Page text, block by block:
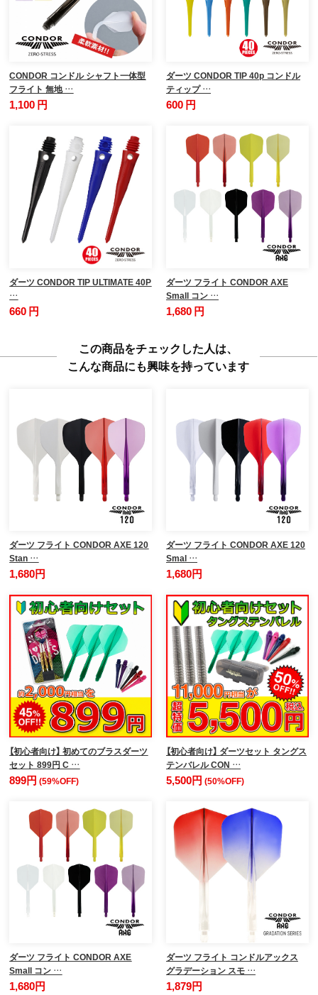
CONDOR コンドル シャフト一体型
フライト 無地 …
1,100 円
ダーツ CONDOR TIP 40p コンドル
ティップ …
600 円
ダーツ CONDOR TIP ULTIMATE 40P
…
660 円
ダーツ フライト CONDOR AXE
Small コン …
1,680 円
この商品をチェックした人は、
こんな商品にも興味を持っています
ダーツ フライト CONDOR AXE 120
Stan …
1,680円
ダーツ フライト CONDOR AXE 120
Smal …
1,680円
【初心者向け】 初めてのブラスダーツ
セット 899円 C …
899円(59%OFF)
【初心者向け】 ダーツセット タングス
テンバレル CON …
5,500円 (50%OFF)
ダーツ フライト CONDOR AXE
Small コン …
1,680円
ダーツ フライト コンドルアックス
グラデーション スモ …
1,879円